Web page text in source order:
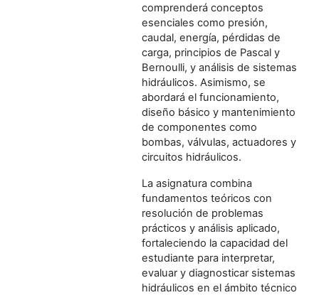
comprenderá conceptos
esenciales como presión,
caudal, energía, pérdidas de
carga, principios de Pascal y
Bernoulli, y análisis de sistemas
hidráulicos. Asimismo, se
abordará el funcionamiento,
diseño básico y mantenimiento
de componentes como
bombas, válvulas, actuadores y
circuitos hidráulicos.
La asignatura combina
fundamentos teóricos con
resolución de problemas
prácticos y análisis aplicado,
fortaleciendo la capacidad del
estudiante para interpretar,
evaluar y diagnosticar sistemas
hidráulicos en el ámbito técnico